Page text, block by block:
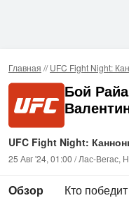
Главная //UFC Fight Night:
Бой
UFC Fight Night:
25 Авг '24, 01:00 / Лас-
Обзор Кто победит